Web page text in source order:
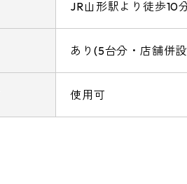
JR山形駅より徒歩10
あり(5台分・店舗併
使用可